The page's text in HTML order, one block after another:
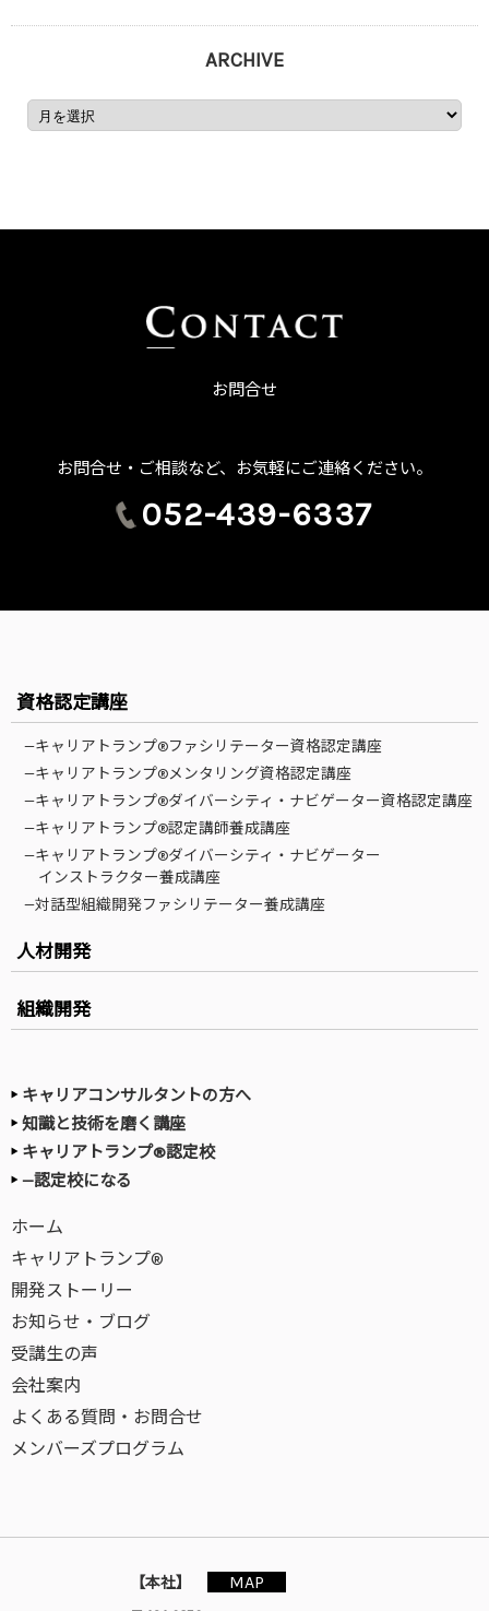
ARCHIVE
お問合せ
お問合せ・ご相談など、お気軽にご連絡ください。
052-439-6337
資格認定講座
—キャリアトランプ®ファシリテーター資格認定講座
—キャリアトランプ®メンタリング資格認定講座
—キャリアトランプ®ダイバーシティ・ナビゲーター資格認定講座
—キャリアトランプ®認定講師養成講座
—キャリアトランプ®ダイバーシティ・ナビゲーター
インストラクター養成講座
—対話型組織開発ファシリテーター養成講座
人材開発
組織開発
キャリアコンサルタントの方へ
知識と技術を磨く講座
キャリアトランプ®認定校
—認定校になる
ホーム
キャリアトランプ®
開発ストーリー
お知らせ・ブログ
受講生の声
会社案内
よくある質問・お問合せ
メンバーズプログラム
【本社】
MAP